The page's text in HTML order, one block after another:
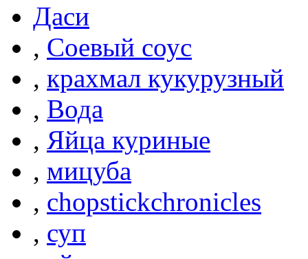
Даси
, Соевый соус
, крахмал кукурузный
, Вода
, Яйца куриные
, мицуба
, chopstickchronicles
, суп